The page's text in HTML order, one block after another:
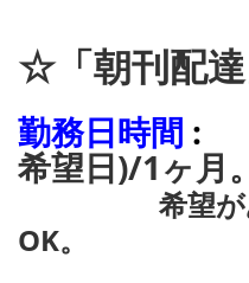
☆「朝刊配達
勤務日時間 :
希望日
希望
OK